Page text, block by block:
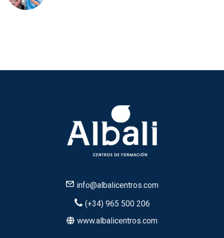
info@albalicentros.com
(+34) 965 500 206
www.albalicentros.com